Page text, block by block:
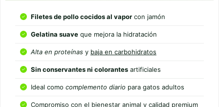
Filetes de pollo cocidos al vapor con jamón
Gelatina suave que mejora la hidratación
Alta en proteínas y baja en carbohidratos
Sin conservantes ni colorantes artificiales
Ideal como complemento diario para gatos adultos
Compromiso con el bienestar animal y calidad premium